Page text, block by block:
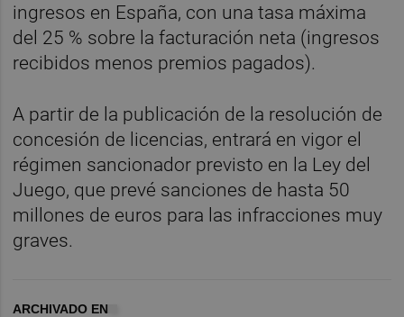
ingresos en España, con una tasa máxima
del 25 % sobre la facturación neta (ingresos
recibidos menos premios pagados).
A partir de la publicación de la resolución de
concesión de licencias, entrará en vigor el
régimen sancionador previsto en la Ley del
Juego, que prevé sanciones de hasta 50
millones de euros para las infracciones muy
graves.
ARCHIVADO EN